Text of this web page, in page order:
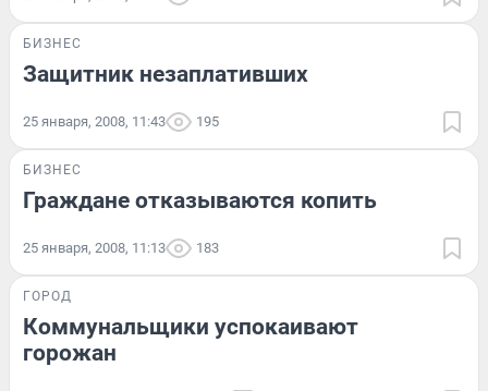
БИЗНЕС
Защитник незаплативших
25 января, 2008, 11:43 195
БИЗНЕС
Граждане отказываются копить
25 января, 2008, 11:13 183
ГОРОД
Коммунальщики успокаивают
горожан